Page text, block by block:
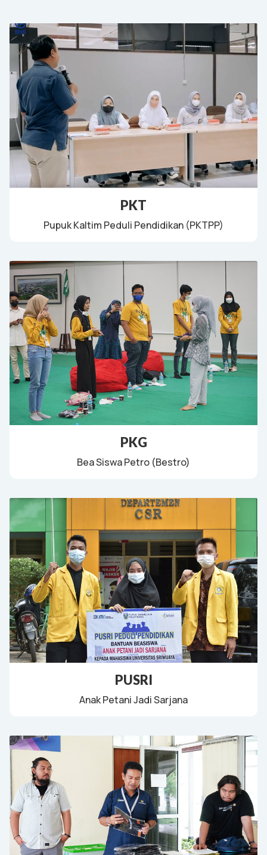
PKT
Pupuk Kaltim Peduli Pendidikan (PKTPP)
PKG
Bea Siswa Petro (Bestro)
PUSRI
Anak Petani Jadi Sarjana